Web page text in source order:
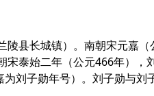
县长城镇）。南朝宋元
泰始二年（公元466年）
刘子勋年号）。刘子勋与刘